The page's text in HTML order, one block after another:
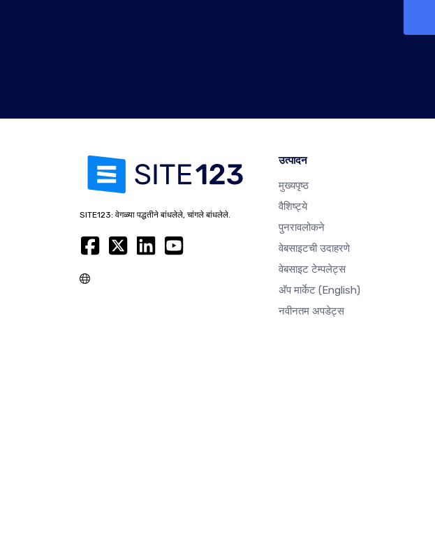
SITE123: वेगळ्या पद्धतीने बांधलेले, चांगले बांधलेले.
उत्पादन
मुख्यपृष्ठ
वैशिष्ट्ये
पुनरावलोकने
वेबसाइटची उदाहरणे
वेबसाइट टेम्पलेट्स
अ‍ॅप मार्केट (English)
नवीनतम अपडेट्स